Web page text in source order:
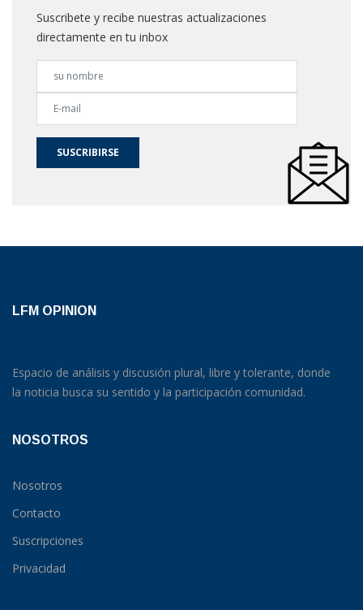
Suscribete y recibe nuestras actualizaciones
directamente en tu inbox
SUSCRIBIRSE
LFM OPINION
Espacio de análisis y discusión plural, libre y tolerante, donde
la noticia busca su sentido y la participación comunidad.
NOSOTROS
Nosotros
Contacto
Suscripciones
Privacidad